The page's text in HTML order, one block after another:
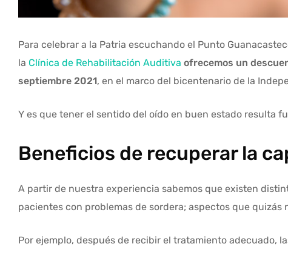
Para celebrar a la Patria escuchando el Punto
la Clínica de Rehabilitación Auditiva ofrecemos un
septiembre 2021, en el marco del bicentenario de la
Y es que tener el sentido del oído en buen estado resulta
Beneficios de recuperar la
A partir de nuestra experiencia sabemos que existen
pacientes con problemas de sordera; aspectos que
Por ejemplo, después de recibir el tratamiento adecuado,